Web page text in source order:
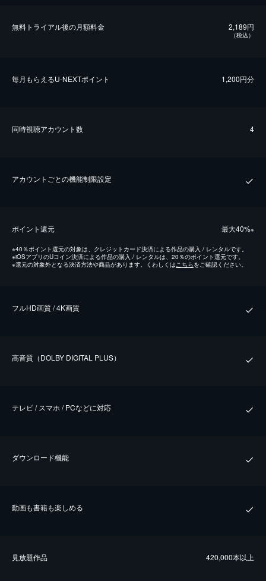
無料トライアル後の⽉額料金 2,189円
（税込）
毎⽉もらえるU-NEXTポイント 1,200円分
同時視聴アカウント数 4
アカウントごとの機能制限設定
ポイント還元 最⼤40%※
※40％ポイント還元の対象は、クレジットカード決済による作品の購入 / レンタルです。
※iOSアプリのUコイン決済による作品の購入 / レンタルは、20％のポイント還元です。
※還元の対象外となる決済方法や商品があります。くわしくはこちらをご確認ください。
フルHD画質 / 4K画質
⾼⾳質（DOLBY DIGITAL PLUS）
テレビ / スマホ / PCなどに対応
ダウンロード機能
動画も書籍も楽しめる
⾒放題作品 420,000本以上